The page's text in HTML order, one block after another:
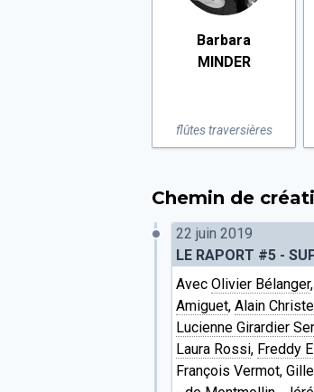
Barbara
MINDER
flûtes traversières
Chemin de
22 juin 2019
LE RAPORT #5 -
Avec Olivier Bélanger,
Amiguet, Alain
Lucienne Girardier
Laura Rossi, Freddy
François Vermot,